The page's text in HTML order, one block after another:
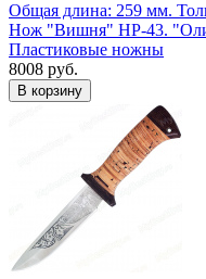
Общая длина: 259 мм.
Нож "Вишня" НР-43.
Пластиковые ножны
8008 руб.